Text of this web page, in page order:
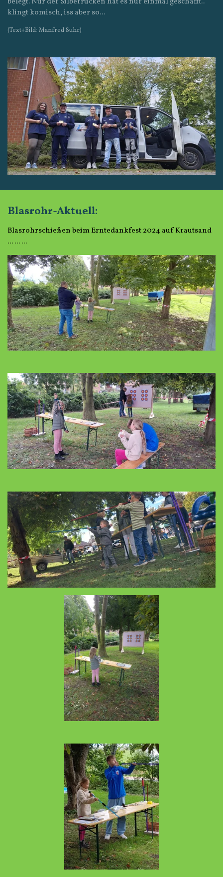
klingt komisch, iss aber so...
(Text+Bild: Manfred Suhr)
Blasrohr-Aktuell:
Blasrohrschießen beim Erntedankfest 2024 auf Krautsand
... ... ...